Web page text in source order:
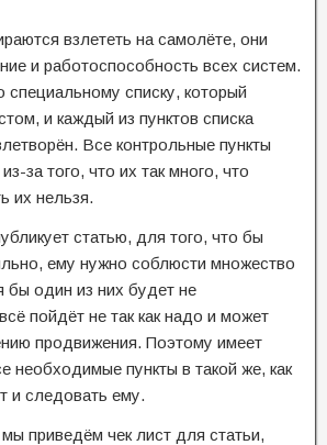
взлететь на самолёте, они
и работоспособность всех систем.
списку, который
и каждый из пунктов списка
Все контрольные пункты
за того, что их так много, что
их нельзя.
статью, для того, что бы
ему нужно соблюсти множество
бы один из них будет не
пойдёт не так как надо и может
продвижения. Поэтому имеет
необходимые пункты в такой же, как
и следовать ему.
приведём чек лист для статьи,